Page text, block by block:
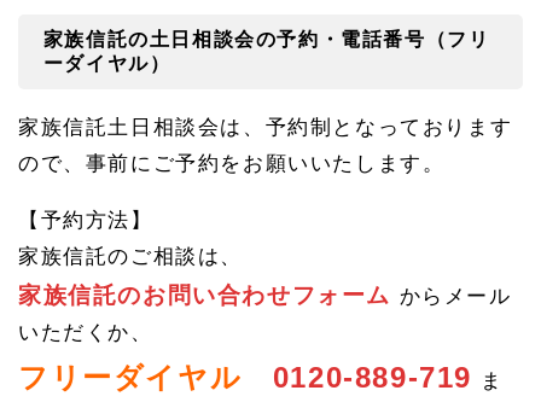
家族信託の土日相談会の予約・電話番号（フリ
ーダイヤル）
家族信託土日相談会は、予約制となっております
ので、事前にご予約をお願いいたします。
【予約方法】
家族信託のご相談は、
家族信託のお問い合わせフォーム からメール
いただくか、
フリーダイヤル 0120-889-719
ま